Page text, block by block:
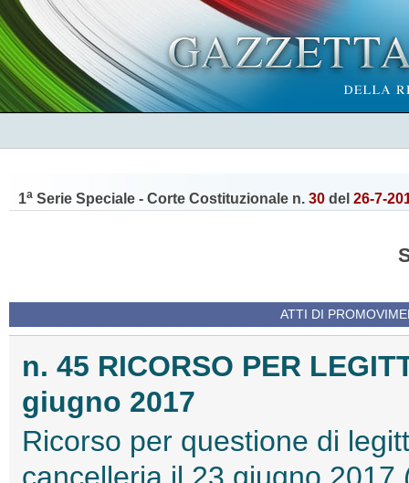
1a Serie Speciale - Corte Costituzionale n. 30 del 26-7-
ATTI DI
n. 45 RICORSO PER
giugno 2017
Ricorso per questione di